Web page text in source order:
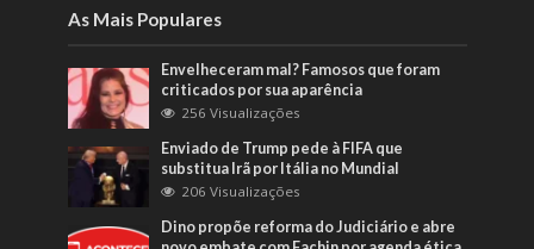
As Mais Populares
Envelheceram mal? Famosos que foram
criticados por sua aparência
256 Visualizações
Enviado de Trump pede à FIFA que
substitua Irã por Itália no Mundial
206 Visualizações
Dino propõe reforma do Judiciário e abre